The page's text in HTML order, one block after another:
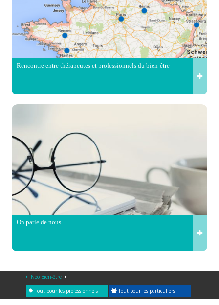
Rencontre entre thérapeutes et professionnels du bien-être
On parle de nous
Neo Bien-être
Tout pour les professionnels Tout pour les particuliers